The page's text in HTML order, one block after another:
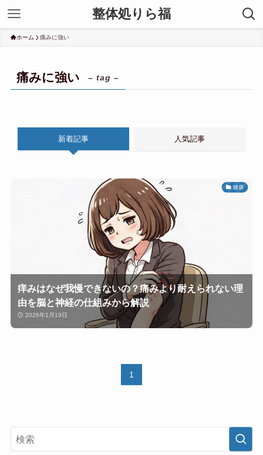
整体処りら福
ホーム 痛みに強い
痛みに強い – tag –
新着記事 人気記事
健康
痒みはなぜ我慢できないの？痛みより耐えられない理
由を脳と神経の仕組みから解説
2026年1月19日
1